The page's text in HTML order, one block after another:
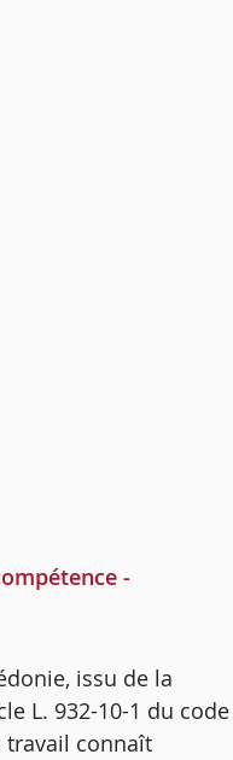
-
issu de la
L. 932-10-1 du code
travail connaît